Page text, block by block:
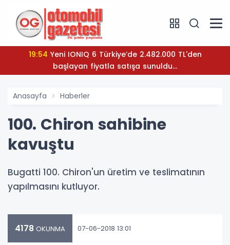
19:54
başlayan fiyatla satışa sunuldu...
Anasayfa Haberler
100. Chiron sahibine
kavuştu
Bugatti 100. Chiron'un üretim ve teslimatının
yapılmasını kutluyor.
4178 OKUNMA 07-06-2018 13:01